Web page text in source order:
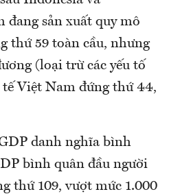
đang sản xuất quy mô
thứ 59 toàn cầu, nhưng
(loại trừ các yếu tố
Việt Nam đứng thứ 44,
danh nghĩa bình
bình quân đầu người
thứ 109, vượt mức 1.000